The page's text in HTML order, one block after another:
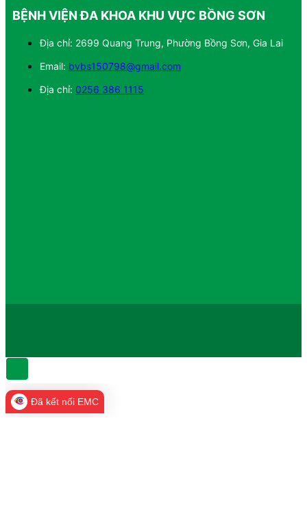
BỆNH VIỆN ĐA KHOA KHU VỰC BỒNG SƠN
Địa chỉ: 2699 Quang Trung, Phường Bồng Sơn, Gia Lai
Email: bvbs150798@gmail.com
Địa chỉ: 0256 386 1115
Đã kết nối EMC